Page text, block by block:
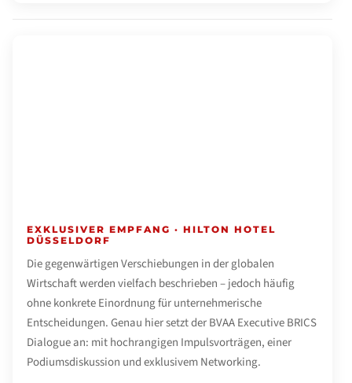
EXKLUSIVER EMPFANG · HILTON HOTEL
DÜSSELDORF
Die gegenwärtigen Verschiebungen in der globalen
Wirtschaft werden vielfach beschrieben – jedoch häufig
ohne konkrete Einordnung für unternehmerische
Entscheidungen. Genau hier setzt der BVAA Executive BRICS
Dialogue an: mit hochrangigen Impulsvorträgen, einer
Podiumsdiskussion und exklusivem Networking.